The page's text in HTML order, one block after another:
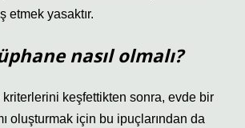
etmek yasaktır.
nasıl olmalı?
kriterlerini keşfettikten sonra, evde bir
oluşturmak için bu ipuçlarından da